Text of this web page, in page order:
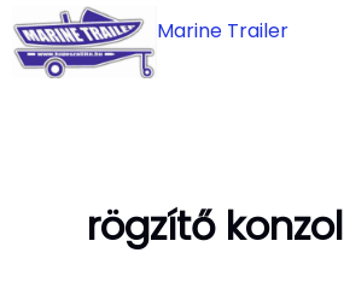
to
content
Marine Trailer
rögzítő konzol